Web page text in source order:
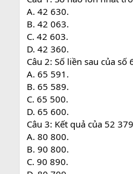
A. 42 630.
B. 42 063.
C. 42 603.
D. 42 360.
Câu 2: Số liền sau của số
A. 65 591.
B. 65 589.
C. 65 500.
D. 65 600.
Câu 3: Kết quả của 52
A. 80 800.
B. 90 800.
C. 90 890.